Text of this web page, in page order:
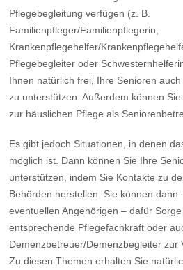
Pflegebegleitung verfügen (z. B.
Familienpfleger/Familienpflegerin,
Krankenpflegehelfer/
Pflegebegleiter oder
Ihnen natürlich frei, Ihre Senioren
zu unterstützen. Außerdem können
zur häuslichen Pflege als
Es gibt jedoch Situationen, in denen
möglich ist. Dann können Sie Ihre
unterstützen, indem Sie Kontakte zu
Behörden herstellen. Sie können dann
eventuellen Angehörigen – dafür
entsprechende Pflegefachkraft oder
Demenzbetreuer/Demenzbegleiter zur
Zu diesen Themen erhalten Sie